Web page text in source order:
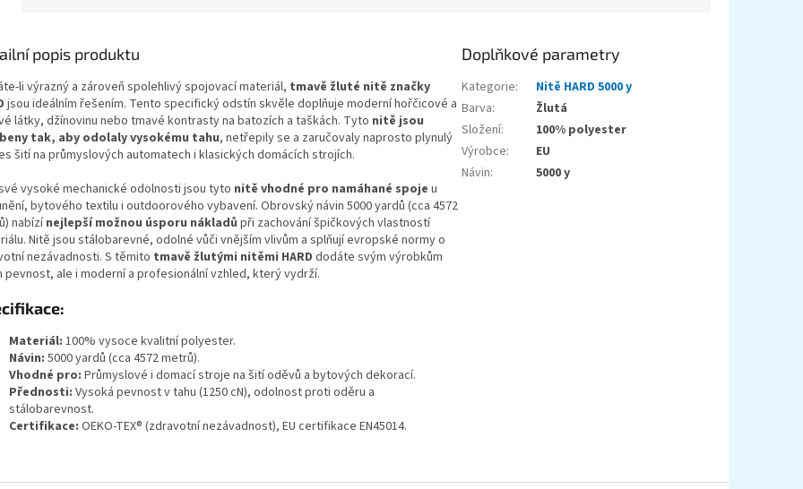
popis produktu
li výrazný a zároveň spolehlivý spojovací materiál, tmavě žluté nitě značky
jsou ideálním řešením. Tento specifický odstín skvěle doplňuje moderní hořčicové a
látky, džínovinu nebo tmavé kontrasty na batozích a taškách. Tyto nitě jsou
tak, aby odolaly vysokému tahu, netřepily se a zaručovaly naprosto plynulý
šití na průmyslových automatech i klasických domácích strojích.
vysoké mechanické odolnosti jsou tyto nitě vhodné pro namáhané spoje u
bytového textilu i outdoorového vybavení. Obrovský návin 5000 yardů (cca 4572
nabízínejlepší možnou úsporu nákladů při zachování špičkových vlastností
Nitě jsou stálobarevné, odolné vůči vnějším vlivům a splňují evropské normy o
nezávadnosti. S těmito tmavě žlutými nitěmi HARD dodáte svým výrobkům
pevnost, ale i moderní a profesionální vzhled, který vydrží.
Materiál: 100% vysoce kvalitní polyester.
Návin: 5000 yardů (cca 4572 metrů).
Vhodné pro: Průmyslové i domací stroje na šití oděvů a bytových dekorací.
Přednosti: Vysoká pevnost v tahu (1250 cN), odolnost proti oděru a
stálobarevnost.
Certifikace: OEKO-TEX® (zdravotní nezávadnost), EU certifikace EN45014.
Doplňkové parametry
Kategorie:
Nitě HARD 5000 y
Barva:
Žlutá
Složení:
100% polyester
Výrobce:
EU
Návin: 5000 y